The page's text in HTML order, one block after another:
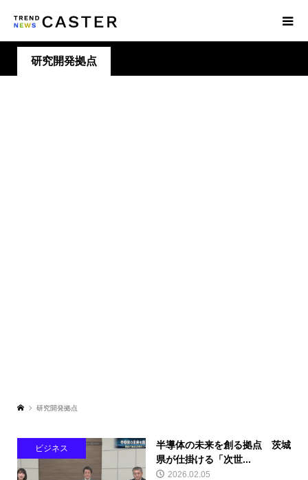
研究開発拠点
研究開発拠点
ビジネス
半導体の未来を創る拠点 茨城
県が仕掛ける「次世...
2026.02.05